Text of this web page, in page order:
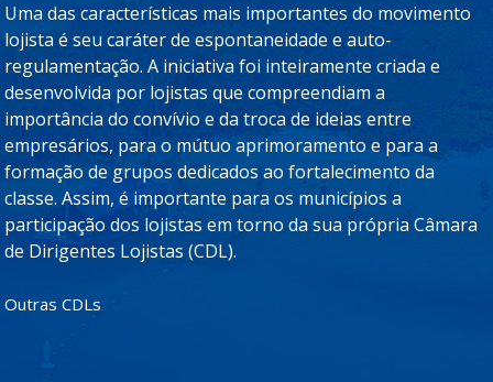
Uma das características mais importantes do movimento
lojista é seu caráter de espontaneidade e auto-
regulamentação. A iniciativa foi inteiramente criada e
desenvolvida por lojistas que compreendiam a
importância do convívio e da troca de ideias entre
empresários, para o mútuo aprimoramento e para a
formação de grupos dedicados ao fortalecimento da
classe. Assim, é importante para os municípios a
participação dos lojistas em torno da sua própria Câmara
de Dirigentes Lojistas (CDL).
Outras CDLs